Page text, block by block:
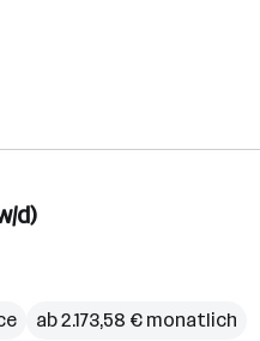
d)
ab 2.173,58 € monatlich